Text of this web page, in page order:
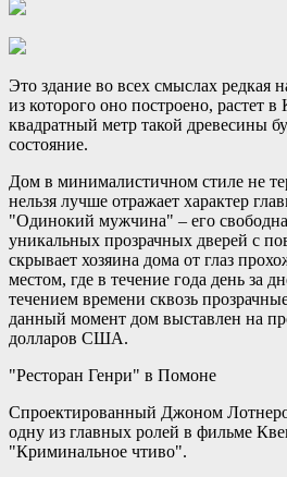
Это здание во всех смыслах редкая
из которого оно построено, растет
квадратный метр такой древесины
состояние.
Дом в минималистичном стиле не
нельзя лучше отражает характер
"Одинокий мужчина" – его
уникальных прозрачных дверей с
скрывает хозяина дома от глаз
местом, где в течение года день за
течением времени сквозь
данный момент дом выставлен на
долларов США.
"Ресторан Генри" в Помоне
Спроектированный Джоном
одну из главных ролей в фильме
"Криминальное чтиво".